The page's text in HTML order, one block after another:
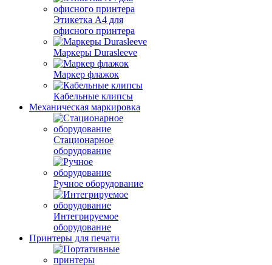
Этикетка А4 для
офисного принтера
Маркеры Durasleeve
Маркер флажок
Кабельные клипсы
Механическая маркировка
Стационарное
оборудование
Ручное оборудование
Интегрируемое
оборудование
Принтеры для печати